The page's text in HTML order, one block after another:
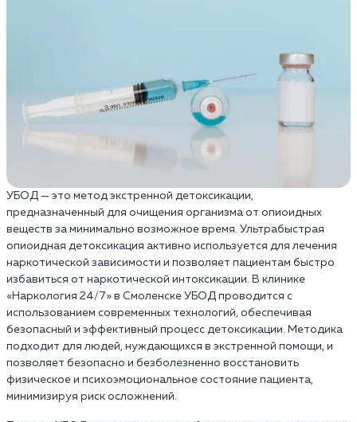
УБОД — это метод экстренной детоксикации,
предназначенный для очищения организма от опиоидных
веществ за минимально возможное время. Ультрабыстрая
опиоидная детоксикация активно используется для лечения
наркотической зависимости и позволяет пациентам быстро
избавиться от наркотической интоксикации. В клинике
«Наркология 24/7» в Смоленске УБОД проводится с
использованием современных технологий, обеспечивая
безопасный и эффективный процесс детоксикации. Методика
подходит для людей, нуждающихся в экстренной помощи, и
позволяет безопасно и безболезненно восстановить
физическое и психоэмоциональное состояние пациента,
минимизируя риск осложнений.